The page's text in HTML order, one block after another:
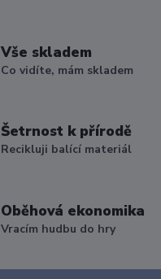
Vše skladem
Co vidíte, mám skladem
Šetrnost k přírodě
Recikluji balící materiál
Oběhová ekonomika
Vracím hudbu do hry